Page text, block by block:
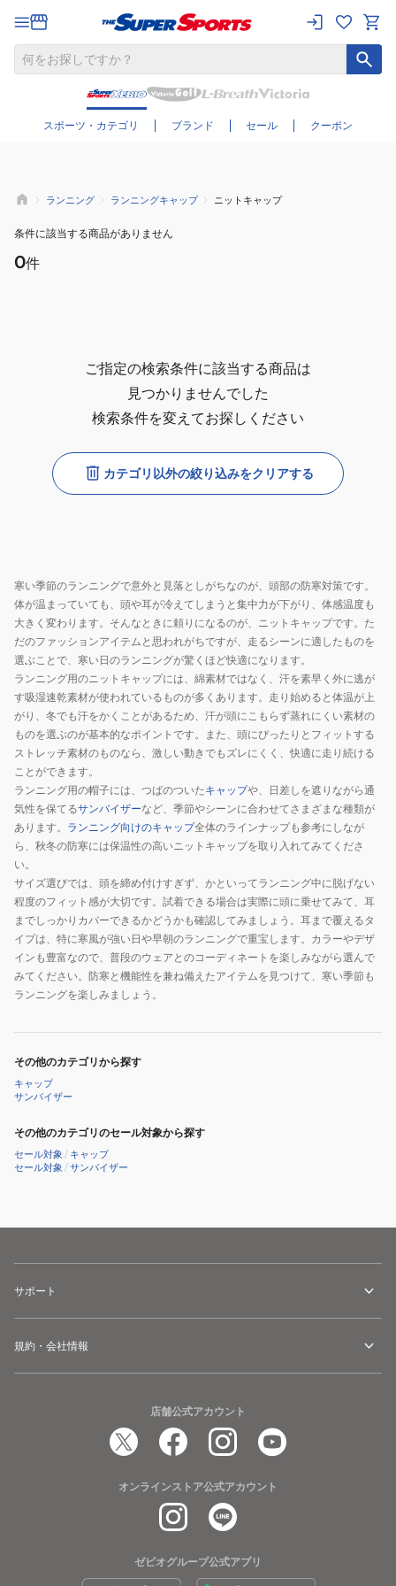
スポーツ・カテゴリ ブランド セール クーポン
さらに絞り込む
ランニング ランニングキャップ ニットキャップ
条件に該当する商品がありません
0件
ご指定の検索条件に該当する商品は
見つかりませんでした
検索条件を変えてお探しください
カテゴリ以外の絞り込みをクリアする
寒い季節のランニングで意外と見落としがちなのが、頭部の防寒対策です。
体が温まっていても、頭や耳が冷えてしまうと集中力が下がり、体感温度も
大きく変わります。そんなときに頼りになるのが、ニットキャップです。た
だのファッションアイテムと思われがちですが、走るシーンに適したものを
選ぶことで、寒い日のランニングが驚くほど快適になります。
ランニング用のニットキャップには、綿素材ではなく、汗を素早く外に逃が
す吸湿速乾素材が使われているものが多くあります。走り始めると体温が上
がり、冬でも汗をかくことがあるため、汗が頭にこもらず蒸れにくい素材の
ものを選ぶのが基本的なポイントです。また、頭にぴったりとフィットする
ストレッチ素材のものなら、激しい動きでもズレにくく、快適に走り続ける
ことができます。
ランニング用の帽子には、つばのついたキャップや、日差しを遮りながら通
気性を保てるサンバイザーなど、季節やシーンに合わせてさまざまな種類が
あります。 ランニング向けのキャップ全体のラインナップも参考にしなが
ら、秋冬の防寒には保温性の高いニットキャップを取り入れてみてくださ
い。
サイズ選びでは、頭を締め付けすぎず、かといってランニング中に脱げない
程度のフィット感が大切です。試着できる場合は実際に頭に乗せてみて、耳
までしっかりカバーできるかどうかも確認してみましょう。耳まで覆えるタ
イプは、特に寒風が強い日や早朝のランニングで重宝します。カラーやデザ
インも豊富なので、普段のウェアとのコーディネートを楽しみながら選んで
みてください。防寒と機能性を兼ね備えたアイテムを見つけて、寒い季節も
ランニングを楽しみましょう。
その他のカテゴリから探す
キャップ
サンバイザー
その他のカテゴリのセール対象から探す
セール対象 / キャップ
セール対象 /サンバイザー
サポート
規約・会社情報
店舗公式アカウント
オンラインストア公式アカウント
ゼビオグループ公式アプリ